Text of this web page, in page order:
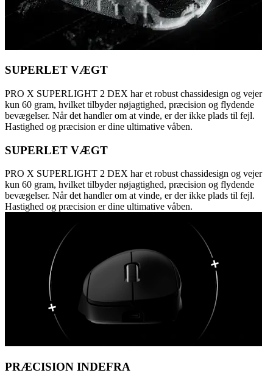
SUPERLET VÆGT
PRO X SUPERLIGHT 2 DEX har et robust chassidesign og vejer
kun 60 gram, hvilket tilbyder nøjagtighed, præcision og flydende
bevægelser. Når det handler om at vinde, er der ikke plads til fejl.
Hastighed og præcision er dine ultimative våben.
SUPERLET VÆGT
PRO X SUPERLIGHT 2 DEX har et robust chassidesign og vejer
kun 60 gram, hvilket tilbyder nøjagtighed, præcision og flydende
bevægelser. Når det handler om at vinde, er der ikke plads til fejl.
Hastighed og præcision er dine ultimative våben.
PRÆCISION INDEFRA